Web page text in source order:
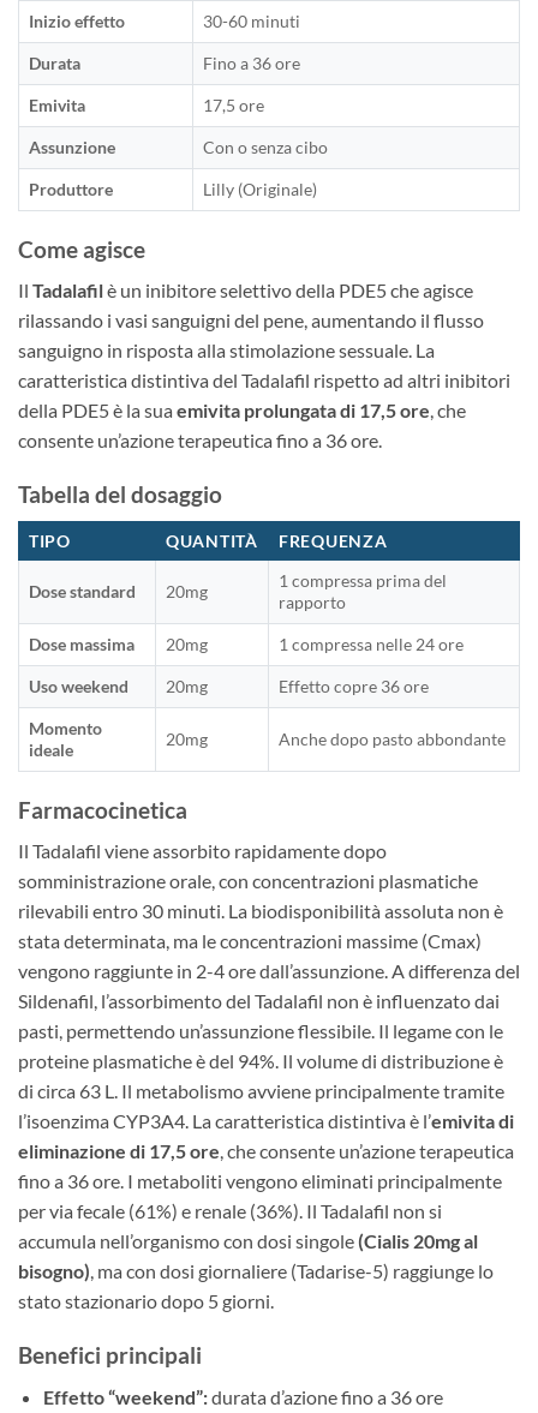
Inizio effetto 30-60 minuti
Durata Fino a 36 ore
Emivita 17,5 ore
Assunzione Con o senza cibo
Produttore Lilly (Originale)
Come agisce
Il Tadalafilè un inibitore selettivo della PDE5 che agisce
rilassando i vasi sanguigni del pene, aumentando il flusso
sanguigno in risposta alla stimolazione sessuale. La
caratteristica distintiva del Tadalafil rispetto ad altri inibitori
della PDE5 è la sua emivita prolungata di 17,5 ore, che
consente un’azione terapeutica fino a 36 ore.
Tabella del dosaggio
TIPO QUANTITÀ FREQUENZA
Dose standard 20mg
1 compressa prima del
rapporto
Dose massima 20mg 1 compressa nelle 24 ore
Uso weekend 20mg Effetto copre 36 ore
Momento
ideale
20mg Anche dopo pasto abbondante
Farmacocinetica
Il Tadalafil viene assorbito rapidamente dopo
somministrazione orale, con concentrazioni plasmatiche
rilevabili entro 30 minuti. La biodisponibilità assoluta non è
stata determinata, ma le concentrazioni massime (Cmax)
vengono raggiunte in 2-4 ore dall’assunzione. A differenza del
Sildenafil, l’assorbimento del Tadalafil non è influenzato dai
pasti, permettendo un’assunzione flessibile. Il legame con le
proteine plasmatiche è del 94%. Il volume di distribuzione è
di circa 63 L. Il metabolismo avviene principalmente tramite
l’isoenzima CYP3A4. La caratteristica distintiva è l’emivita di
eliminazione di 17,5 ore, che consente un’azione terapeutica
fino a 36 ore. I metaboliti vengono eliminati principalmente
per via fecale (61%) e renale (36%). Il Tadalafil non si
accumula nell’organismo con dosi singole (Cialis 20mg al
bisogno), ma con dosi giornaliere (Tadarise-5) raggiunge lo
stato stazionario dopo 5 giorni.
Benefici principali
Effetto “weekend”:durata d’azione fino a 36 ore